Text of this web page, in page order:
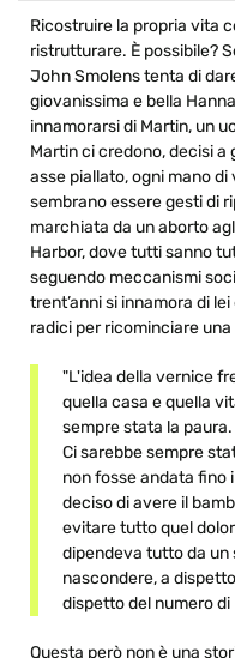
Ricostruire la propria vita
ristrutturare. È possibile?
John Smolens tenta di
giovanissima e bella
innamorarsi di Martin, un
Martin ci credono, decisi
asse piallato, ogni mano
sembrano essere gesti di
marchiata da un aborto
Harbor, dove tutti sanno
seguendo meccanismi
trent’anni si innamora di
radici per ricominciare una
"L'idea della vernice
quella casa e quella
sempre stata la
Ci sarebbe sempre
non fosse andata fino
deciso di avere il
evitare tutto quel
dipendeva tutto da un
nascondere, a
dispetto del numero
Questa però non è una